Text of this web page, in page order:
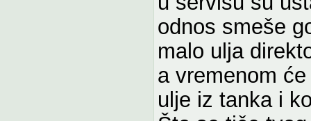
odnos smeše
malo ulja
a vremenom
ulje iz tanka i